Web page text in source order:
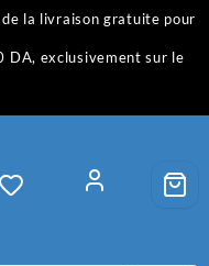
la livraison gratuite pour
DA, exclusivement sur le